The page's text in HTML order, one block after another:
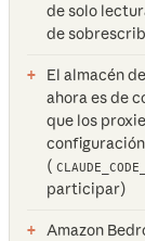
de solo
de
El almacén
ahora es de
que los
(
participar)
Amazon